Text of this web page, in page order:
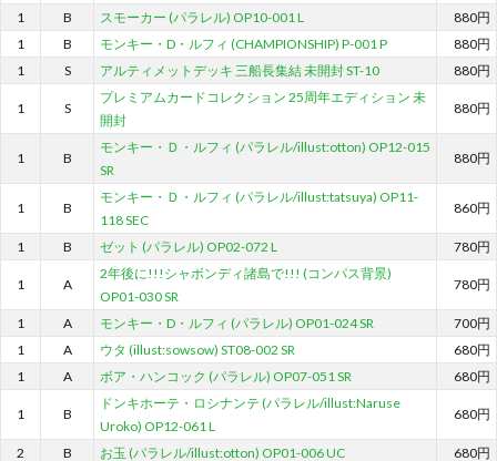
1
B スモーカー (パラレル) OP10-001 L
880円
1
B モンキー・D・ルフィ (CHAMPIONSHIP) P-001 P
880円
1
S アルティメットデッキ 三船長集結 未開封 ST-10 880円
1 S
プレミアムカードコレクション 25周年エディション 未
開封
880円
1 B
モンキー・Ｄ・ルフィ (パラレル/illust:otton) OP12-015
SR
880円
1 B
モンキー・Ｄ・ルフィ (パラレル/illust:tatsuya) OP11-
118 SEC
860円
1 B ゼット (パラレル) OP02-072 L 780円
1 A
2年後に!!!シャボンディ諸島で!!! (コンパス背景)
OP01-030 SR
780円
1 A モンキー・D・ルフィ (パラレル) OP01-024 SR
700円
1
A ウタ (illust:sowsow) ST08-002 SR
680円
1
A ボア・ハンコック (パラレル) OP07-051 SR 680円
1 B
ドンキホーテ・ロシナンテ (パラレル/illust:Naruse
Uroko) OP12-061 L
680円
2 B お玉 (パラレル/illust:otton) OP01-006 UC 680円